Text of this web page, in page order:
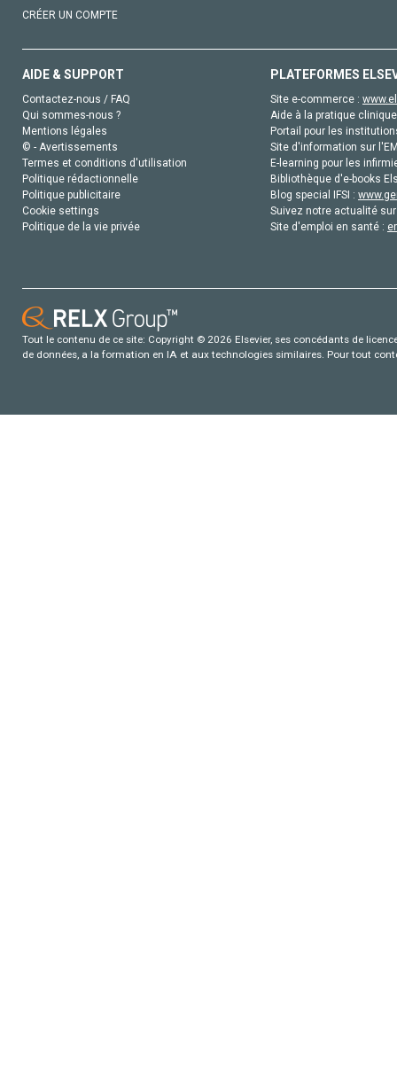
CRÉER UN COMPTE
AIDE & SUPPORT
Contactez-nous / FAQ
Qui sommes-nous ?
Mentions légales
© - Avertissements
Termes et conditions d'utilisation
Politique rédactionnelle
Politique publicitaire
Cookie settings
Politique de la vie privée
PLATEFORMES
Site e-commerce :
Aide à la pratique
Portail pour les
Site d'information sur
E-learning pour les
Bibliothèque d'e-books
Blog special IFSI :
Suivez notre actualité
Site d'emploi en santé :
Tout le contenu de ce site: Copyright © 2026 Elsevier, ses concédants de
de données, a la formation en IA et aux technologies similaires. Pour tout